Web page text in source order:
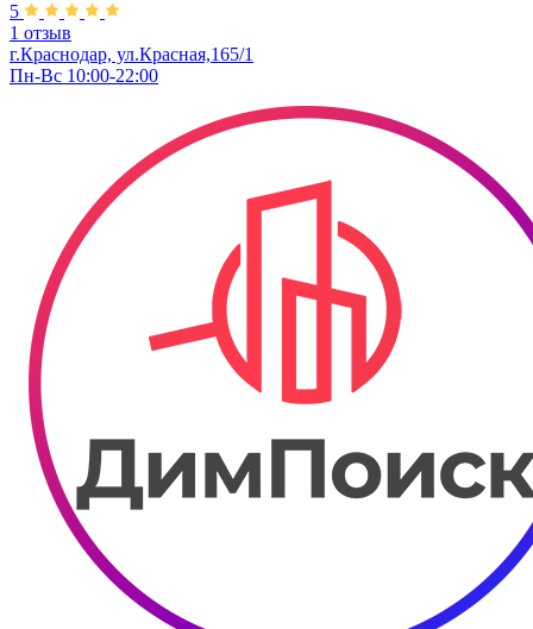
5
1 отзыв
г.Краснодар, ул.Красная,165/1
Пн-Вс 10:00-22:00